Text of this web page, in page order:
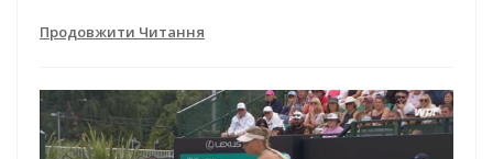
Продовжити Читання